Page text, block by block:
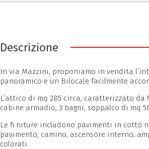
Descrizione
In via Mazzini, proponiamo in vendita
panoramico e un Bilocale facilmente
L’attico di mq 285 circa, caratterizzato
cabine armadio, 3 bagni, soppalco di mq
Le fi niture includono pavimenti in cotto
pavimento, camino, ascensore interno,
colorati.